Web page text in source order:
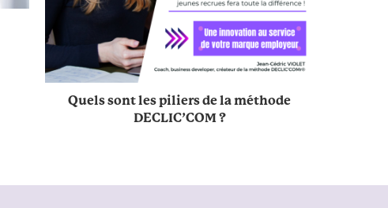
Quels sont les piliers de la méthode
DECLIC’COM ?